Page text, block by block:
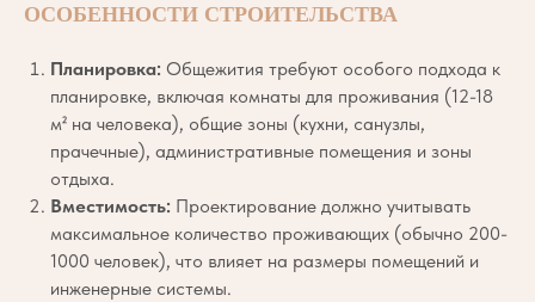
ОСОБЕННОСТИ СТРОИТЕЛЬСТВА
Планировка: Общежития требуют особого подхода к
планировке, включая комнаты для проживания (12-18
м² на человека), общие зоны (кухни, санузлы,
прачечные), административные помещения и зоны
отдыха.
Вместимость: Проектирование должно учитывать
максимальное количество проживающих (обычно 200-
1000 человек), что влияет на размеры помещений и
инженерные системы.